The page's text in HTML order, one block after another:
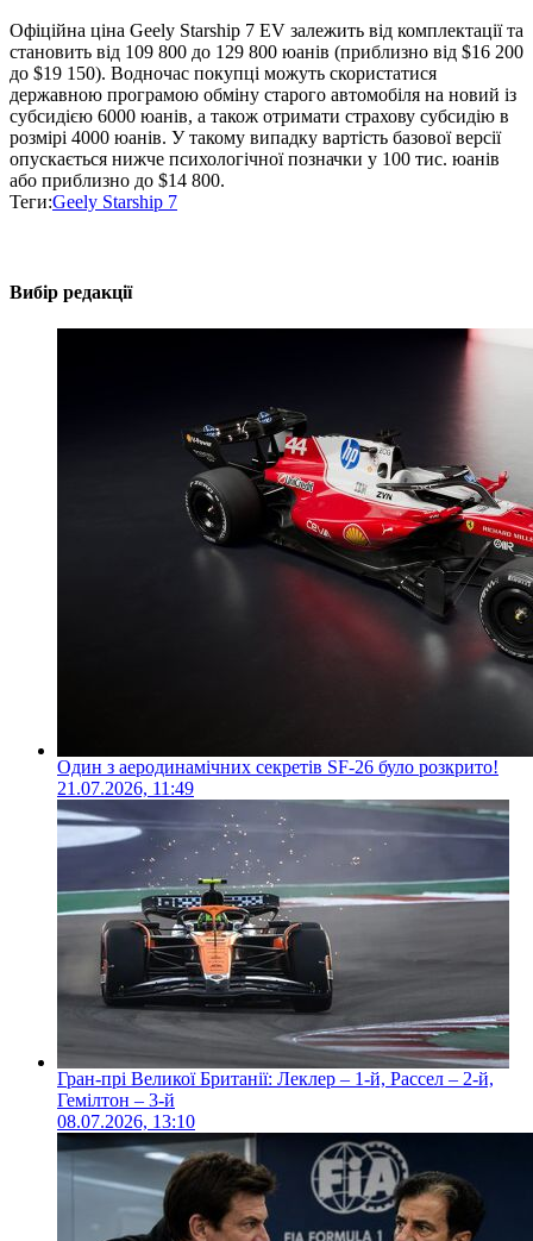
Офіційна ціна Geely Starship 7 EV залежить від комплектації та
становить від 109 800 до 129 800 юанів (приблизно від $16 200
до $19 150). Водночас покупці можуть скористатися
державною програмою обміну старого автомобіля на новий із
субсидією 6000 юанів, а також отримати страхову субсидію в
розмірі 4000 юанів. У такому випадку вартість базової версії
опускається нижче психологічної позначки у 100 тис. юанів
або приблизно до $14 800.
Теги:Geely Starship 7
Вибір редакції
Один з аеродинамічних секретів SF-26 було розкрито!
21.07.2026, 11:49
Гран-прі Великої Британії: Леклер – 1-й, Рассел – 2-й,
Гемілтон – 3-й
08.07.2026, 13:10